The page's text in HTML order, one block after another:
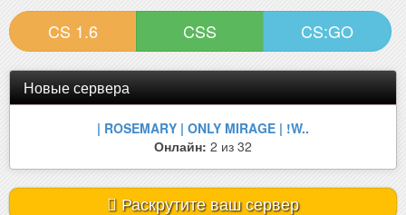
CS 1.6 CSS CS:GO
Новые сервера
| ROSEMARY | ONLY MIRAGE | !W..
Онлайн: 2 из 32
Раскрутите ваш сервер